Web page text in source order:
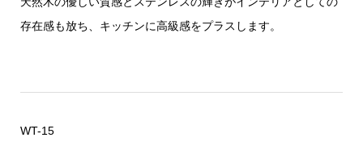
存在感も放ち、キッチンに高級感をプラスします。
WT-15